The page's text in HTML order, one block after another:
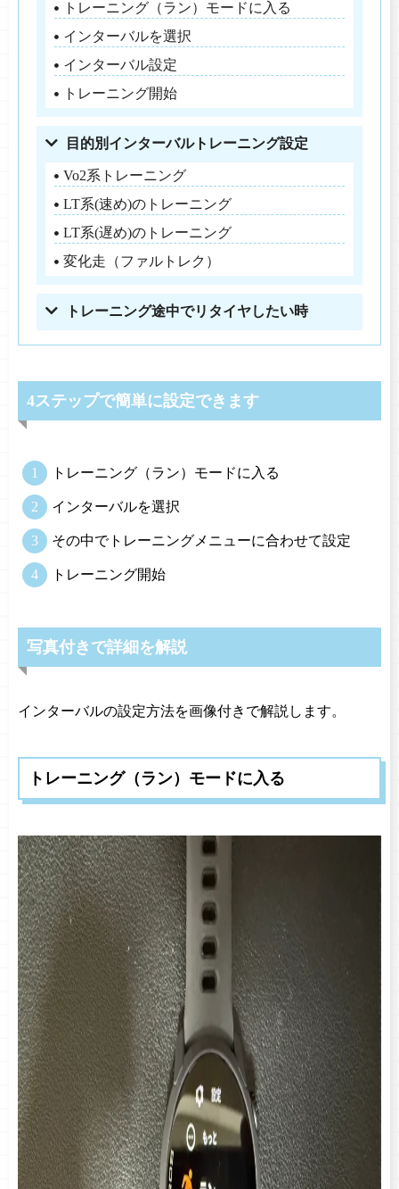
トレーニング（ラン）モードに入る
インターバルを選択
インターバル設定
トレーニング開始
目的別インターバルトレーニング設定
Vo2系トレーニング
LT系(速め)のトレーニング
LT系(遅め)のトレーニング
変化走（ファルトレク）
トレーニング途中でリタイヤしたい時
4ステップで簡単に設定できます
トレーニング（ラン）モードに入る
インターバルを選択
その中でトレーニングメニューに合わせて設定
トレーニング開始
写真付きで詳細を解説
インターバルの設定方法を画像付きで解説します。
トレーニング（ラン）モードに入る